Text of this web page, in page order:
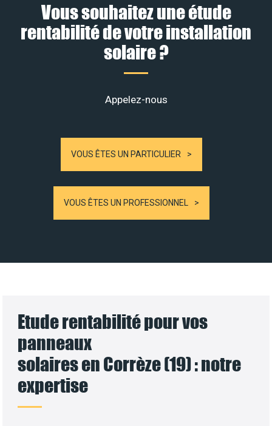
Vous souhaitez une étude
rentabilité de votre installation
solaire ?
Appelez-nous
VOUS ÊTES UN PARTICULIER
VOUS ÊTES UN PROFESSIONNEL
Etude rentabilité pour vos
panneaux
solaires en Corrèze (19) : notre
expertise